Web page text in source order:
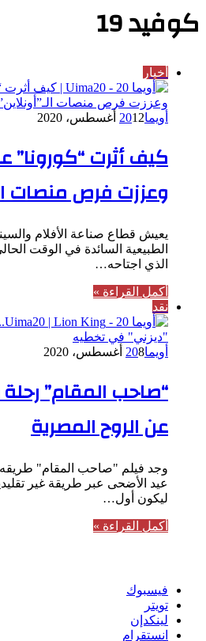
كوفيد 19
أخبار
أويما2012 أغسطس، 2020
كيف أثرت “كورونا”
وعززت فرص منصات
يعيش قطاع صناعة الأفلام
الذي اجتاحه…
أكمل القراءة »
نقد
أويما208 أغسطس، 2020
“صاحب المقام”
عن الروح المصرية
وجد فيلم "صاحب المقام"
عيد الأضحى عبر طريقة غير
ليكون أول…
أكمل القراءة »
فيسبوك
تويتر
لينكدإن
انستقرام